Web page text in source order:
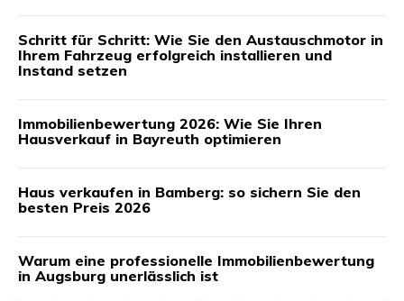
Schritt für Schritt: Wie Sie den Austauschmotor in
Ihrem Fahrzeug erfolgreich installieren und
Instand setzen
Immobilienbewertung 2026: Wie Sie Ihren
Hausverkauf in Bayreuth optimieren
Haus verkaufen in Bamberg: so sichern Sie den
besten Preis 2026
Warum eine professionelle Immobilienbewertung
in Augsburg unerlässlich ist